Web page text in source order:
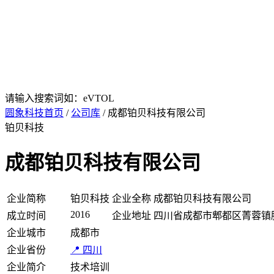
请输入搜索词如：eVTOL
圆象科技首页 / 公司库 / 成都铂贝科技有限公司
铂贝科技
成都铂贝科技有限公司
企业简称 铂贝科技 企业全称 成都铂贝科技有限公司
成立时间
2016 企业地址 四川省成都市郫都区菁蓉镇
企业城市
成都市
企业省份
📍 四川
企业简介
技术培训